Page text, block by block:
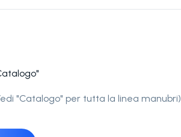
"Catalogo" per tutta la linea manubri)